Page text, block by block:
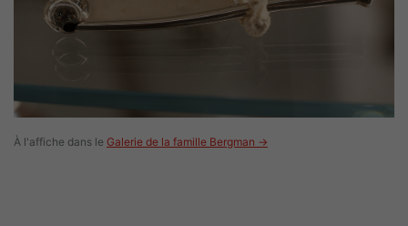
À l'affiche dans le Galerie de la famille Bergman →